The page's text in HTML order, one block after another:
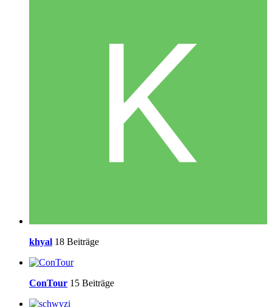
khyal 18 Beiträge
ConTour 15 Beiträge